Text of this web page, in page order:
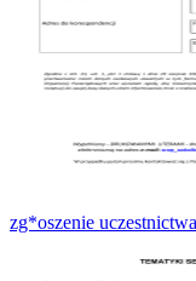
zg*oszenie